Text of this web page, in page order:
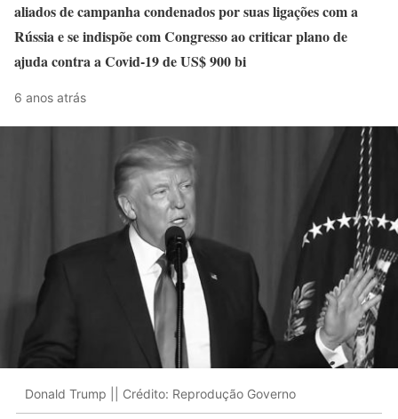
aliados de campanha condenados por suas ligações com a
Rússia e se indispõe com Congresso ao criticar plano de
ajuda contra a Covid-19 de US$ 900 bi
6 anos atrás
Donald Trump || Crédito: Reprodução Governo